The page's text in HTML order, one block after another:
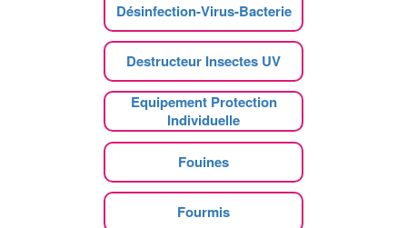
Désinfection-Virus-Bacterie
Destructeur Insectes UV
Equipement Protection
Individuelle
Fouines
Fourmis